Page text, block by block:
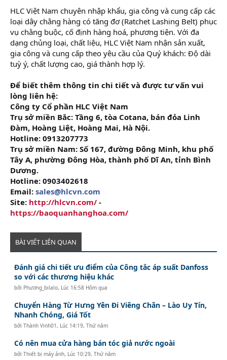
HLC Việt Nam chuyên nhập khẩu, gia công và cung cấp các
loại dây chằng hàng có tăng đơ (Ratchet Lashing Belt) phục
vụ chằng buộc, cố định hàng hoá, phương tiện. Với đa
dạng chủng loại, chất liệu, HLC Việt Nam nhận sản xuất,
gia công và cung cấp theo yêu cầu của Quý khách: Độ dài
tuỳ ý, chất lượng cao, giá thành hợp lý.
Để biết thêm thông tin chi tiết và được tư vấn vui
lòng liên hệ:
Công ty Cổ phần HLC Việt Nam
Trụ sở miền Bắc: Tầng 6, tòa Cotana, bán đỏa Linh
Đàm, Hoàng Liệt, Hoàng Mai, Hà Nội.
Hotline: 0913207773
Trụ sở miền Nam: Số 167, đường Đông Minh, khu phố
Tây A, phường Đông Hòa, thành phố Dĩ An, tỉnh Bình
Dương.
Hotline: 0903402618
Email: sales@hlcvn.com
Site: http://hlcvn.com/ -
https://baoquanhanghoa.com/
BÀI VIẾT LIÊN QUAN
Đánh giá chi tiết ưu điểm của Công tắc áp suất Danfoss
so với các thương hiệu khác
bởi Phương_bilalo, Lúc 16:58 Hôm qua
Chuyển Hàng Từ Hưng Yên Đi Viêng Chăn – Lào Uy Tín,
Nhanh Chóng, Giá Tốt
bởiThành Vinh01 , Lúc 14:19, Thứ năm
Có nên mua cửa hàng bán tóc giả nước ngoài
bởiThiết bị máy ảnh, Lúc 10:29, Thứ năm